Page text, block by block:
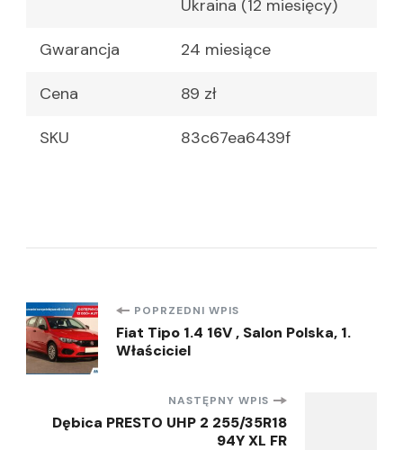
Ukraina (12 miesięcy)
Gwarancja 24 miesiące
Cena 89 zł
SKU 83c67ea6439f
Nawigacja
wpisu
POPRZEDNI WPIS
Fiat Tipo 1.4 16V , Salon Polska, 1.
Właściciel
NASTĘPNY WPIS
Dębica PRESTO UHP 2 255/35R18
94Y XL FR